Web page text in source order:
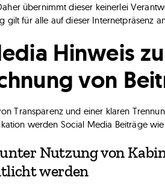
übernimmt dieser keinerlei
gilt für alle auf dieser Internetpräsenz
Hinweis
von
Transparenz und einer klaren
werden Social Media Beiträge
Nutzung von
werden